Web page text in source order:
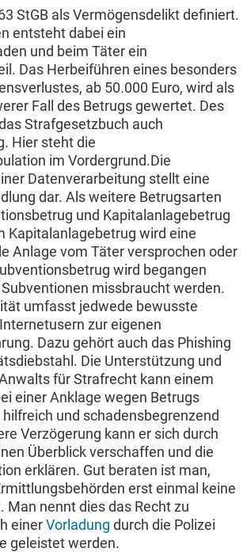
StGB als Vermögensdelikt definiert.
entsteht dabei ein
und beim Täter ein
Das Herbeiführen eines besonders
ab 50.000 Euro, wird als
Fall des Betrugs gewertet. Des
Strafgesetzbuch auch
Hier steht die
im Vordergrund.Die
Datenverarbeitung stellt eine
dar. Als weitere Betrugsarten
und Kapitalanlagebetrug
Kapitalanlagebetrug wird eine
Anlage vom Täter versprochen oder
wird begangen
missbraucht werden.
umfasst jedwede bewusste
zur eigenen
Dazu gehört auch das Phishing
Die Unterstützung und
für Strafrecht kann einem
einer Anklage wegen Betrugs
und schadensbegrenzend
Verzögerung kann er sich durch
Überblick verschaffen und die
erklären. Gut beraten ist man,
erst einmal keine
Man nennt dies das Recht zu
einerVorladung durch die Polizei
geleistet werden.